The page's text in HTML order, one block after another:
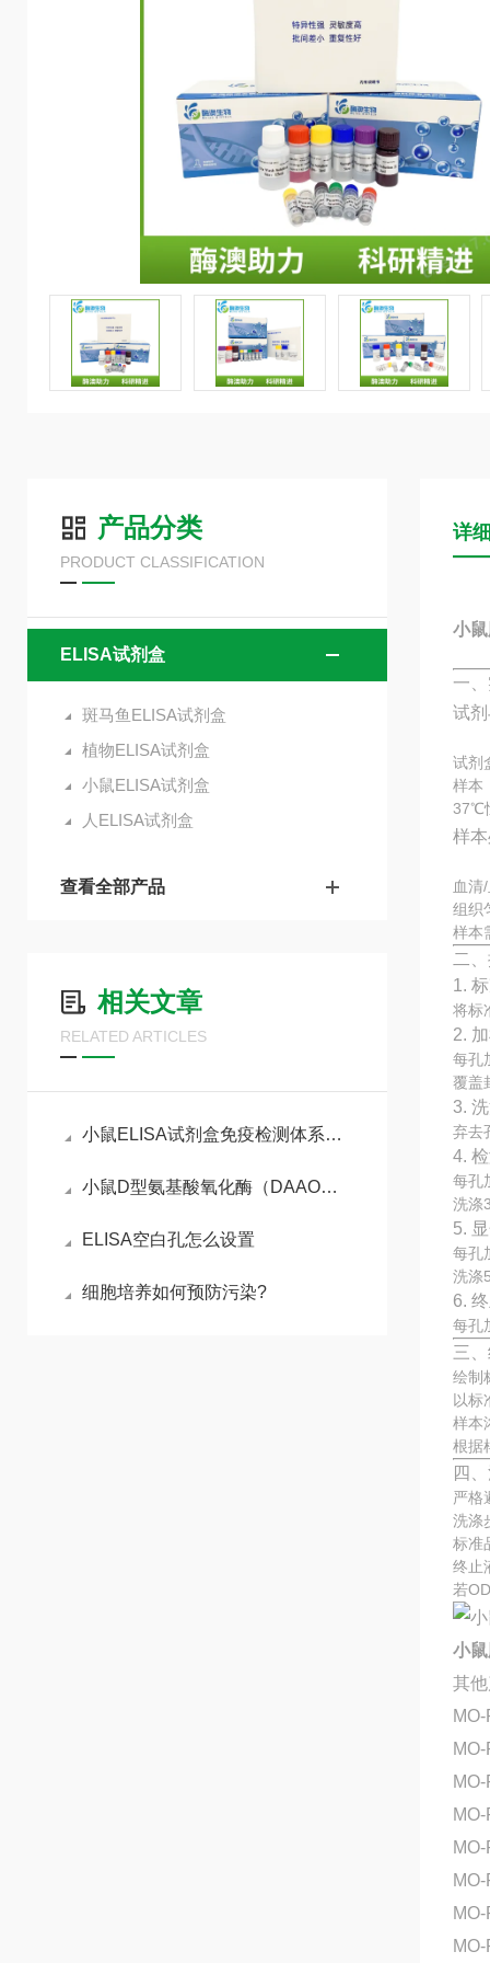
产品分类
PRODUCT CLASSIFICATION
ELISA试剂盒
斑马鱼ELISA试剂盒
植物ELISA试剂盒
小鼠ELISA试剂盒
人ELISA试剂盒
查看全部产品
相关文章
RELATED ARTICLES
小鼠ELISA试剂盒免疫检测体系与动物模型实验实操指南
小鼠D型氨基酸氧化酶（DAAO）ELISA试剂盒参考说明书
ELISA空白孔怎么设置
细胞培养如何预防污染?
详
小
一
试
试剂
样本
37℃
样
血清
组织
样本
二
1.
将标
2.
每孔
覆盖
3.
弃去
4.
每孔
洗涤
5.
每孔
洗涤
6.
每孔
三
绘制
以标
样本
根据
四
严格
洗涤
标准
终止
若
小
其